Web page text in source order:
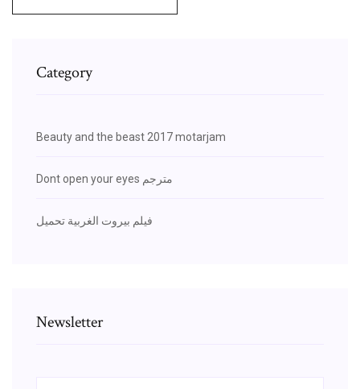
Category
Beauty and the beast 2017 motarjam
Dont open your eyes مترجم
فيلم بيروت الغربية تحميل
Newsletter